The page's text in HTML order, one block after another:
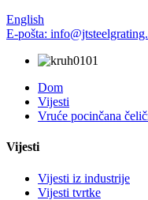
English
E-pošta:
Dom
Vijesti
Vruće pocinčana
Vijesti
Vijesti iz industrije
Vijesti tvrtke